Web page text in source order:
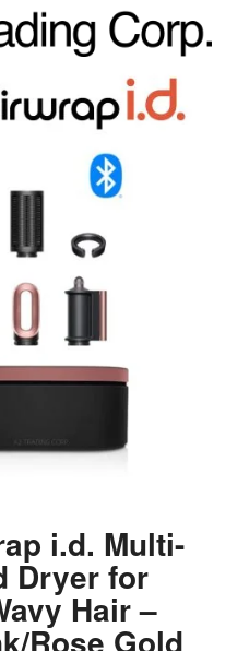
i.d. Multi-
Dryer for
Hair –
Rose Gold